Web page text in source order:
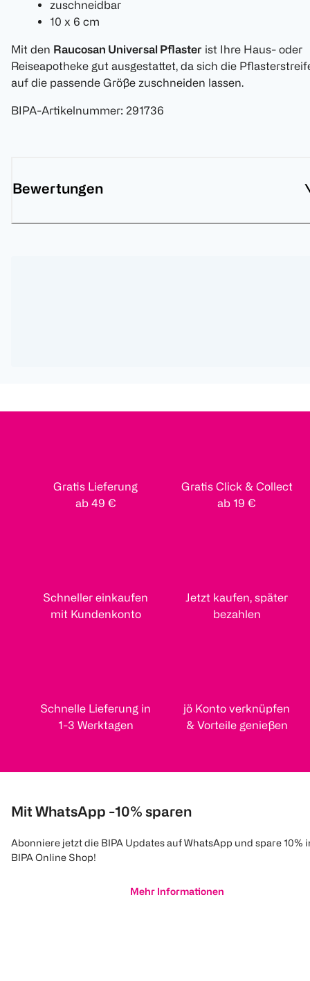
zuschneidbar
10 x 6 cm
Mit den Raucosan Universal Pflaster ist Ihre Haus- oder
Reiseapotheke gut ausgestattet, da sich die
auf die passende Größe zuschneiden lassen.
BIPA-Artikelnummer: 291736
Bewertungen
Gratis Lieferung
ab 49 €
Gratis Click & Collect
ab 19 €
Schneller einkaufen
mit Kundenkonto
Jetzt kaufen, später
bezahlen
Schnelle Lieferung in
1-3 Werktagen
jö Konto verknüpfen
& Vorteile genießen
Mit WhatsApp -10% sparen
Abonniere jetzt die BIPA Updates auf WhatsApp und spare 10%
BIPA Online Shop!
Mehr Informationen